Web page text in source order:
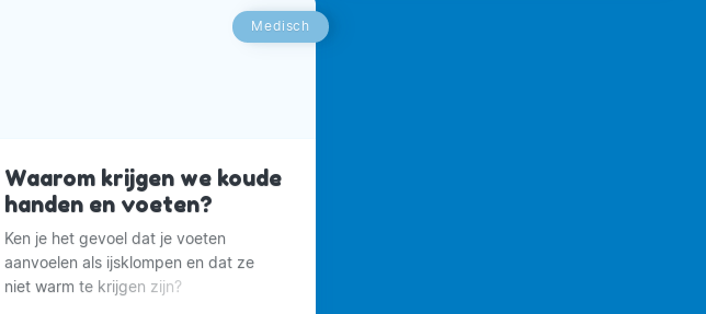
Medisch
Waarom krijgen we koude
handen en voeten?
Ken je het gevoel dat je voeten
aanvoelen als ijsklompen en dat ze
niet warm te krijgen zijn?